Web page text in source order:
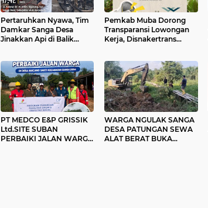
Pertaruhkan Nyawa, Tim
Damkar Sanga Desa
Jinakkan Api di Balik
Pemkab Muba Dorong
Transparansi Lowongan
Kerja, Disnakertrans
Banyuasin Indah
PT MEDCO E&P GRISSIK
Ltd.SITE SUBAN
PERBAIKI JALAN WARGA
WARGA NGULAK SANGA
DESA PATUNGAN SEWA
ALAT BERAT BUKA